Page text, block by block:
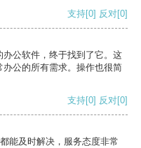
支持[0] 反对[0]
公软件，终于找到了它。这
公的所有需求。操作也很简
支持[0] 反对[0]
能及时解决，服务态度非常